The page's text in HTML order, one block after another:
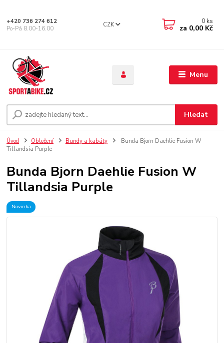
Menu
CZK
Hledat
+420 736 274 612
Po-Pá 8.00-16.00
0 ks
za 0,00 Kč
Úvod Oblečení Bundy a kabáty
Bunda Bjorn Daehlie Fusion W
Tillandsia Purple
Bunda Bjorn Daehlie Fusion W
Tillandsia Purple
Novinka